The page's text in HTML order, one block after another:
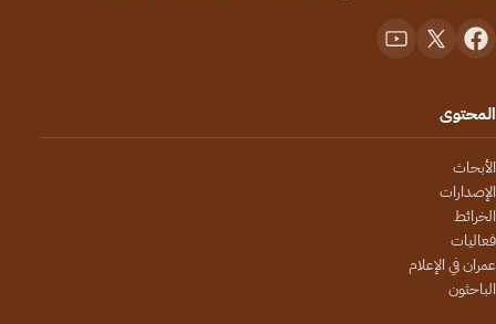
المحتوى
الأبحاث
الإصدارات
الخرائط
فعاليات
عمران في الإعلام
الباحثون